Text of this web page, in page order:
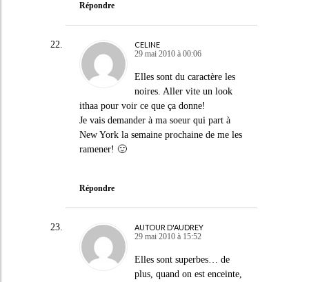
Répondre
CELINE
29 mai 2010 à 00:06
Elles sont du caractère les
noires. Aller vite un look
ithaa pour voir ce que ça donne!
Je vais demander à ma soeur qui part à
New York la semaine prochaine de me les
ramener! 🙂
Répondre
AUTOUR D'AUDREY
29 mai 2010 à 15:52
Elles sont superbes… de
plus, quand on est enceinte,